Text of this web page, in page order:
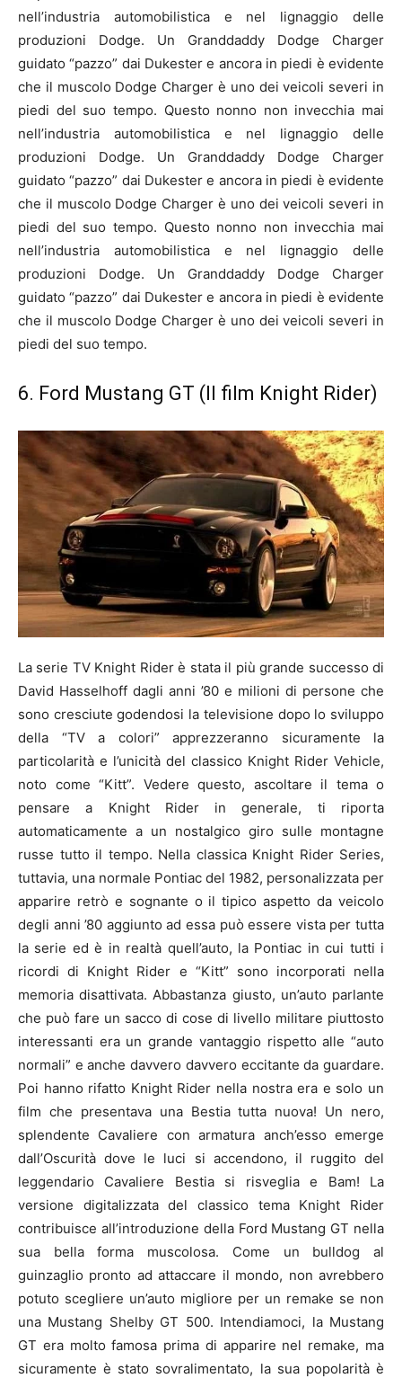
nell’industria automobilistica e nel lignaggio delle
produzioni Dodge. Un Granddaddy Dodge Charger
guidato “pazzo” dai Dukester e ancora in piedi è evidente
che il muscolo Dodge Charger è uno dei veicoli severi in
piedi del suo tempo. Questo nonno non invecchia mai
nell’industria automobilistica e nel lignaggio delle
produzioni Dodge. Un Granddaddy Dodge Charger
guidato “pazzo” dai Dukester e ancora in piedi è evidente
che il muscolo Dodge Charger è uno dei veicoli severi in
piedi del suo tempo. Questo nonno non invecchia mai
nell’industria automobilistica e nel lignaggio delle
produzioni Dodge. Un Granddaddy Dodge Charger
guidato “pazzo” dai Dukester e ancora in piedi è evidente
che il muscolo Dodge Charger è uno dei veicoli severi in
piedi del suo tempo.
6. Ford Mustang GT (Il film Knight Rider)
La serie TV Knight Rider è stata il più grande successo di
David Hasselhoff dagli anni ’80 e milioni di persone che
sono cresciute godendosi la televisione dopo lo sviluppo
della “TV a colori” apprezzeranno sicuramente la
particolarità e l’unicità del classico Knight Rider Vehicle,
noto come “Kitt”. Vedere questo, ascoltare il tema o
pensare a Knight Rider in generale, ti riporta
automaticamente a un nostalgico giro sulle montagne
russe tutto il tempo. Nella classica Knight Rider Series,
tuttavia, una normale Pontiac del 1982, personalizzata per
apparire retrò e sognante o il tipico aspetto da veicolo
degli anni ’80 aggiunto ad essa può essere vista per tutta
la serie ed è in realtà quell’auto, la Pontiac in cui tutti i
ricordi di Knight Rider e “Kitt” sono incorporati nella
memoria disattivata. Abbastanza giusto, un’auto parlante
che può fare un sacco di cose di livello militare piuttosto
interessanti era un grande vantaggio rispetto alle “auto
normali” e anche davvero davvero eccitante da guardare.
Poi hanno rifatto Knight Rider nella nostra era e solo un
film che presentava una Bestia tutta nuova! Un nero,
splendente Cavaliere con armatura anch’esso emerge
dall’Oscurità dove le luci si accendono, il ruggito del
leggendario Cavaliere Bestia si risveglia e Bam! La
versione digitalizzata del classico tema Knight Rider
contribuisce all’introduzione della Ford Mustang GT nella
sua bella forma muscolosa. Come un bulldog al
guinzaglio pronto ad attaccare il mondo, non avrebbero
potuto scegliere un’auto migliore per un remake se non
una Mustang Shelby GT 500. Intendiamoci, la Mustang
GT era molto famosa prima di apparire nel remake, ma
sicuramente è stato sovralimentato, la sua popolarità è